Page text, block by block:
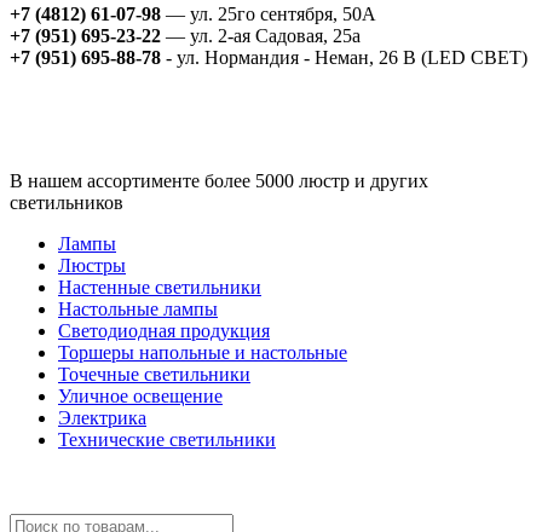
+7 (4812) 61-07-98 — ул. 25го сентября, 50А
+7 (951) 695-23-22 — ул. 2-ая Садовая, 25а
+7 (951) 695-88-78 - ул. Нормандия - Неман, 26 В (LED СВЕТ)
В нашем ассортименте более 5000 люстр и других
светильников
Лампы
Люстры
Настенные светильники
Настольные лампы
Светодиодная продукция
Торшеры напольные и настольные
Точечные светильники
Уличное освещение
Электрика
Технические светильники